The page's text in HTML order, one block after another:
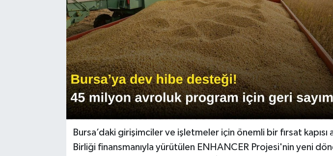
Bursa’daki girişimciler ve işletmeler için önemli bir fırsat kapısı
Birliği finansmanıyla yürütülen ENHANCER Projesi'nin yeni